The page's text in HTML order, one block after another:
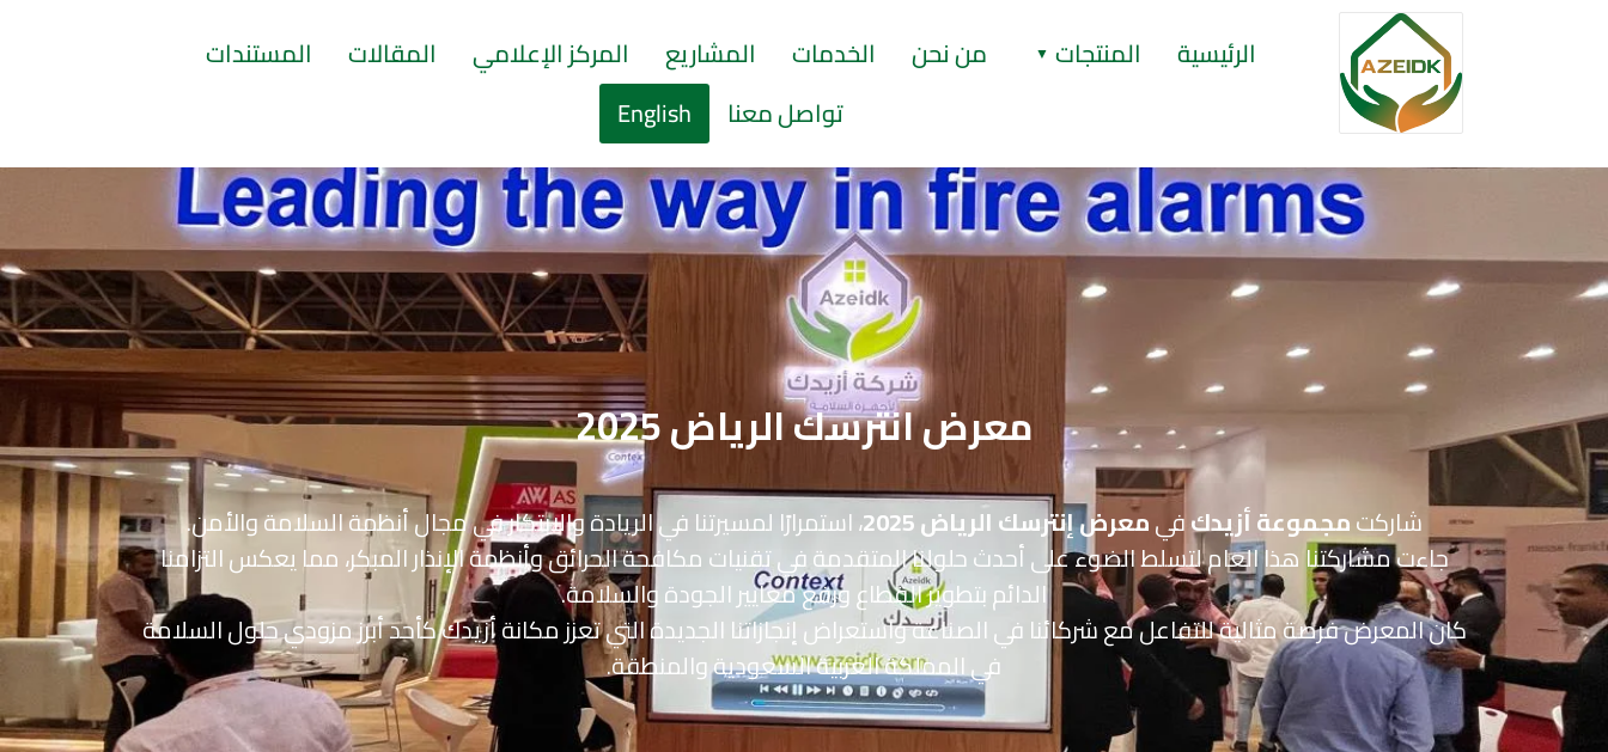
الرئيسية المنتجات من نحن الخدمات المشاريع المركز الإعلامي المقالات
المستندات
تواصل معنا
English
معرض انترسك الرياض 2025
شاركتمجموعة أزيدكفيمعرض إنترسك الرياض 2025
، استمرارًا لمسيرتنا في الريادة والابتكار في مجال أنظمة السلامة والأمن.
جاءت مشاركتنا هذا العام لتسلط الضوء على أحدث حلولنا المتقدمة في تقنيات مكافحة الحرائق وأنظمة الإنذار المبكر، مما يعكس التزامنا
الدائم بتطوير القطاع ورفع معايير الجودة والسلامة.
كان المعرض فرصة مثالية للتفاعل مع شركائنا في الصناعة واستعراض إنجازاتنا الجديدة التي تعزز مكانة أزيدك كأحد أبرز مزودي حلول السلامة
في المملكة العربية السعودية والمنطقة.